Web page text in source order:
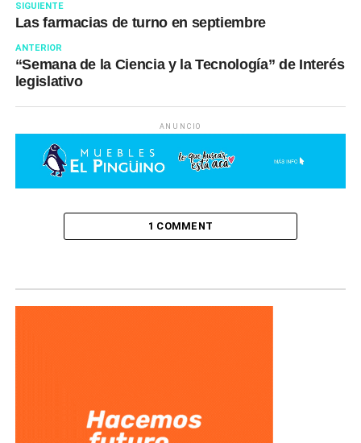
SIGUIENTE
Las farmacias de turno en septiembre
ANTERIOR
“Semana de la Ciencia y la Tecnología” de Interés
legislativo
ANUNCIO
1 COMMENT